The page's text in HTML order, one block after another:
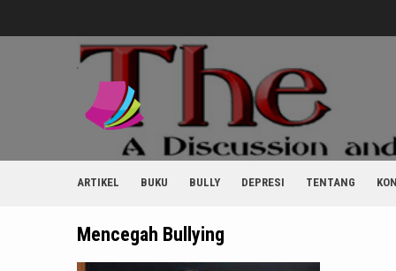
ARTIKEL BUKU BULLY DEPRESI TENTANG
Mencegah Bullying